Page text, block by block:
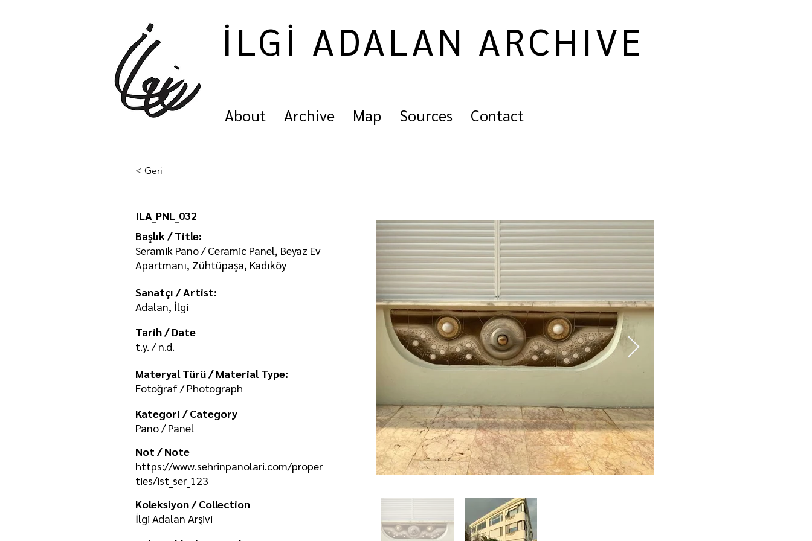
İLGİ ADALAN ARCHIVE
About Archive Map Sources Contact
< Geri
ILA_PNL_032
Başlık / Title:
Seramik Pano / Ceramic Panel, Beyaz Ev
Apartmanı, Zühtüpaşa, Kadıköy
Sanatçı / Artist:
Adalan, İlgi
Tarih / Date
t.y. / n.d.
Materyal Türü / Material Type:
Fotoğraf / Photograph
Kategori / Category
Pano / Panel
Not / Note
https://www.sehrinpanolari.com/proper
ties/ist_ser_123
Koleksiyon / Collection
İlgi Adalan Arşivi